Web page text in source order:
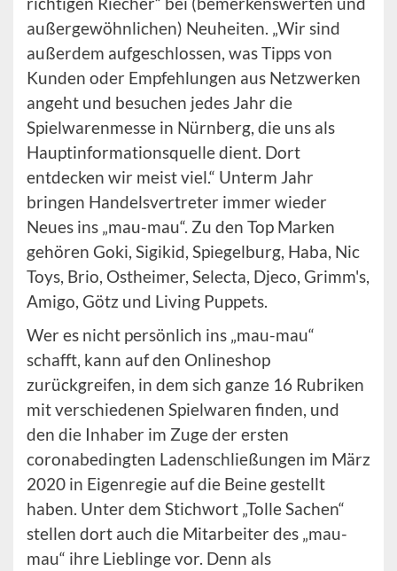
außergewöhnlichen) Neuheiten. „Wir sind
außerdem aufgeschlossen, was Tipps von
Kunden oder Empfehlungen aus Netzwerken
angeht und besuchen jedes Jahr die
Spielwarenmesse in Nürnberg, die uns als
Hauptinformationsquelle dient. Dort
entdecken wir meist viel.“ Unterm Jahr
bringen Handelsvertreter immer wieder
Neues ins „mau-mau“. Zu den Top Marken
gehören Goki, Sigikid, Spiegelburg, Haba, Nic
Toys, Brio, Ostheimer, Selecta, Djeco, Grimm's,
Amigo, Götz und Living Puppets.
Wer es nicht persönlich ins „mau-mau“
schafft, kann auf den Onlineshop
zurückgreifen, in dem sich ganze 16 Rubriken
mit verschiedenen Spielwaren finden, und
den die Inhaber im Zuge der ersten
coronabedingten Ladenschließungen im März
2020 in Eigenregie auf die Beine gestellt
haben. Unter dem Stichwort „Tolle Sachen“
stellen dort auch die Mitarbeiter des „mau-
mau“ ihre Lieblinge vor. Denn als